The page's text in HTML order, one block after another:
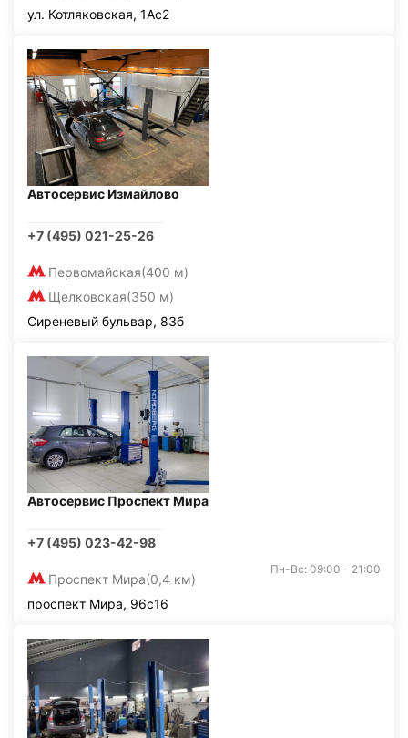
ул. Котляковская, 1Ас2
Автосервис Измайлово
+7 (495) 021-25-26
Первомайская(400 м)
Щелковская(350 м)
Сиреневый бульвар, 83б
Автосервис Проспект Мира
+7 (495) 023-42-98
Проспект Мира(0,4 км)
Пн-Вс: 09:00 - 21:00
проспект Мира, 96с16